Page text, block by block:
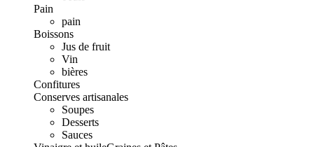
Pain
pain
Boissons
Jus de fruit
Vin
bières
Confitures
Conserves artisanales
Soupes
Desserts
Sauces